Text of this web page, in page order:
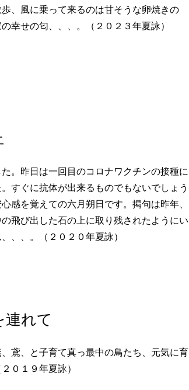
、風に乗って来るのは甘そうな卵焼きの
幸せの匂、、、。（２０２３年夏詠）
。昨日は一回目のコロナワクチンの接種に
すぐに抗体が出来るものでもないでしょう
感を覚えての六月朔日です。掲句は昨年、
飛び出した石の上に取り残されたようにい
、、。（２０２０年夏詠）
連れて
鳶、と子育て真っ最中の鳥たち、元気に育
０１９年夏詠）